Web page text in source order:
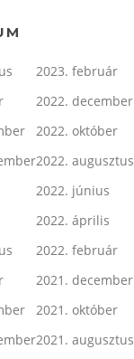
2023. február
2022. december
2022. október
2022. augusztus
2022. június
2022. április
2022. február
2021. december
2021. október
2021. augusztus